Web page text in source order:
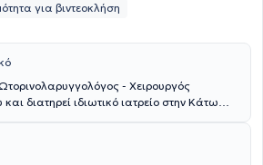
για βιντεοκλήση
Ωτορινολαρυγγολόγος - Χειρουργός
διατηρεί ιδιωτικό ιατρείο στην Κάτω
Θεσσαλονίκης. Είναι πτυχιούχος της
Πανεπιστημίου Θράκης και